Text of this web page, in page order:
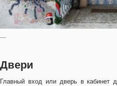
—
Двери
Главный вход или дверь в кабинет